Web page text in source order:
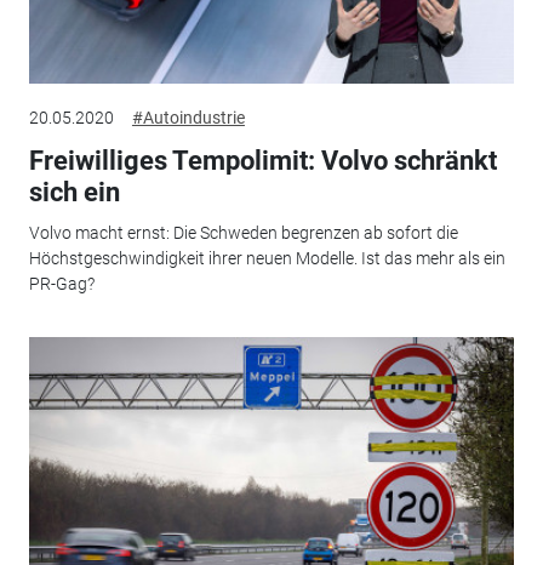
20.05.2020 #Autoindustrie
Freiwilliges Tempolimit: Volvo schränkt
sich ein
Volvo macht ernst: Die Schweden begrenzen ab sofort die
Höchstgeschwindigkeit ihrer neuen Modelle. Ist das mehr als ein
PR-Gag?